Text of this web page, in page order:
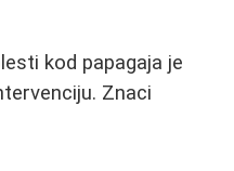
kod papagaja je
Znaci